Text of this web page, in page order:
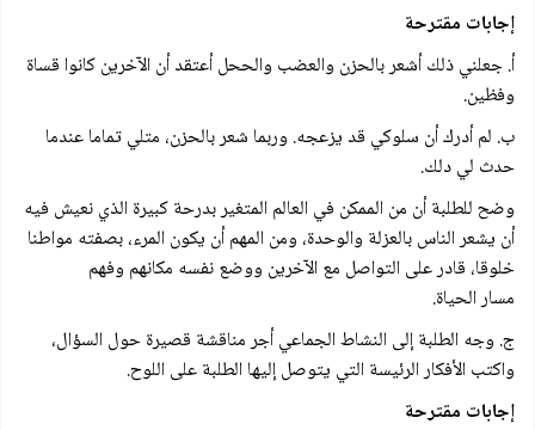
إجابات مقترحة
أ. جعلني ذلك أشعر بالحزن والعضب والححل أعتقد أن الآخرين كانوا قساة
وفظين.
ب. لم أدرك أن سلوكي قد يزعجه. وربما شعر بالحزن، متلي تماما عندما
حدث لي دلك.
وضح للطلبة أن من الممكن في العالم المتغير بدرحة كبيرة الذي نعيش فيه
أن يشعر الناس بالعزلة والوحدة، ومن المهم أن يكون المرء، بصفته مواطنا
خلوقا، قادر على التواصل مع الآخرين ووضع نفسه مكانهم وفهم
مسار الحياة.
ج. وجه الطلبة إلى النشاط الجماعي أجر مناقشة قصيرة حول السؤال،
واكتب الأفكار الرئيسة التي يتوصل إليها الطلبة على اللوح.
إجابات مقترحة